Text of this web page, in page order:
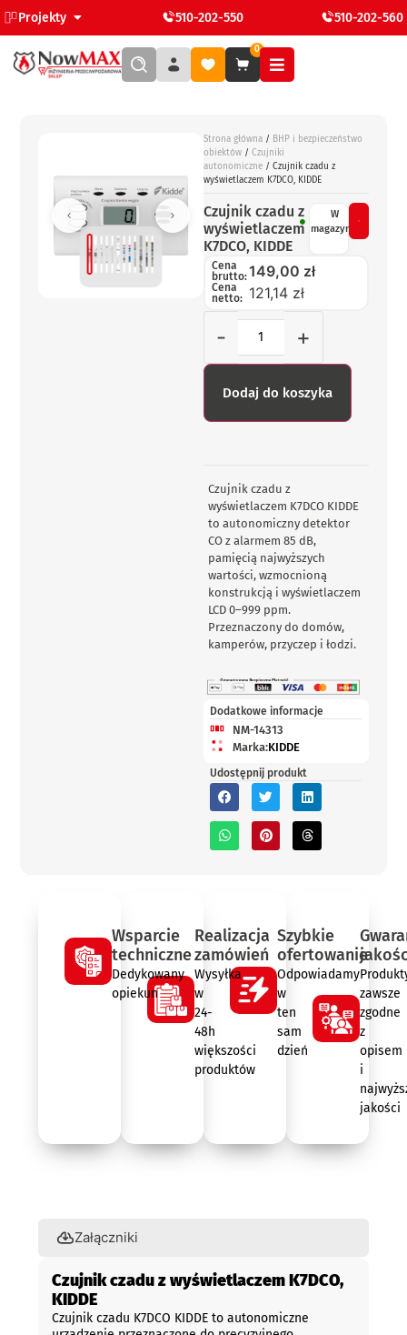
Projekty 510-202-550 510-202-560
0
Strona główna / BHP i bezpieczeństwo
obiektów / Czujniki
autonomiczne / Czujnik czadu z
wyświetlaczem K7DCO, KIDDE
Czujnik czadu z
wyświetlaczem
K7DCO, KIDDE
W
magazynie
Cena
brutto:149,00 zł
Cena
netto: 121,14 zł
- +
Dodaj do koszyka
Czujnik czadu z
wyświetlaczem K7DCO KIDDE
to autonomiczny detektor
CO z alarmem 85 dB,
pamięcią najwyższych
wartości, wzmocnioną
konstrukcją i wyświetlaczem
LCD 0–999 ppm.
Przeznaczony do domów,
kamperów, przyczep i łodzi.
Dodatkowe informacje
NM-14313
Marka:KIDDE
Udostępnij produkt
Wsparcie
techniczne
Dedykowany
opiekun
Realizacja
zamówień
Wysyłka
w
24-
48h
większości
produktów
Szybkie
ofertowanie
Odpowiadamy
w
ten
sam
dzień
zawsze
zgodne
z
opisem
i
jakości
Załączniki
Czujnik czadu z wyświetlaczem K7DCO,
KIDDE
Czujnik czadu K7DCO KIDDE to autonomiczne